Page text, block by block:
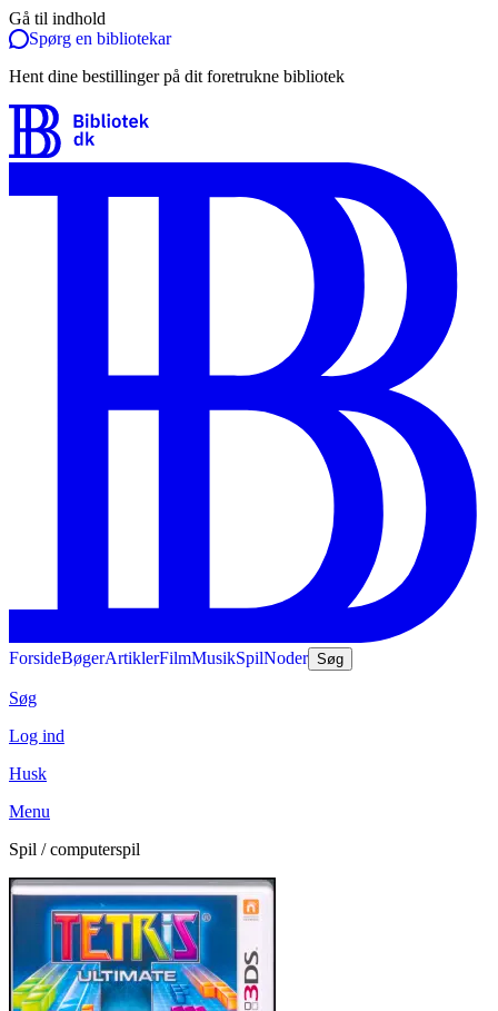
Gå til indhold
Spørg en bibliotekar
Hent dine bestillinger på dit foretrukne bibliotek
ForsideBøgerArtiklerFilmMusikSpilNoder Søg
Søg
Log ind
Husk
Menu
Spil / computerspil